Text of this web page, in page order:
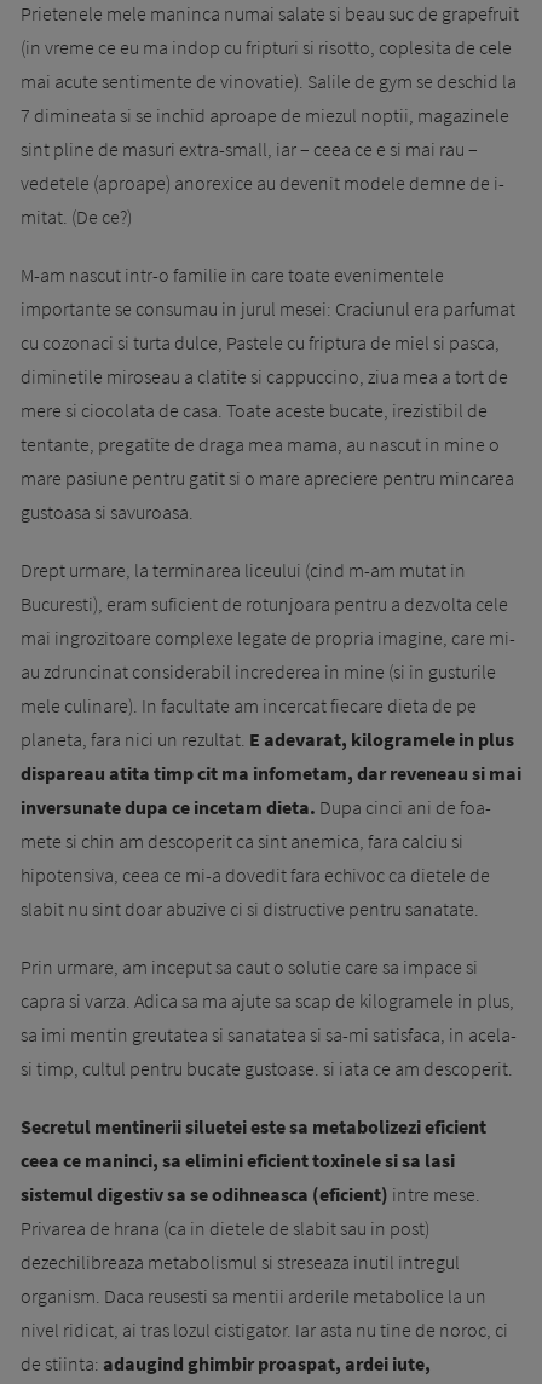
Prietenele mele maninca nu­mai salate si beau suc de grapefruit
(in vreme ce eu ma indop cu fripturi si risotto, coplesita de ce­le
mai acute sentimente de vinovatie). Salile de gym se deschid la
7 dimineata si se inchid aproape de mie­zul noptii, magazinele
sint pline de masuri ext­ra-small, iar – ceea ce e si mai rau –
vedetele (a­proa­pe) anorexice au devenit modele demne de i­
mitat. (De ce?)
M-am nascut intr-o familie in care toate evenimentele
importante se consumau in jurul mesei: Craciunul era parfumat
cu cozonaci si turta dul­ce, Pas­tele cu friptura de miel si pasca,
diminetile mi­­roseau a clatite si cappuccino, ziua mea a tort de
me­re si ciocolata de casa. Toate aceste bu­cate, ire­zistibil de
tentante, pregatite de draga mea ma­ma, au nascut in mine o
mare pasiune pentru gatit si o mare apreciere pentru mincarea
gus­toasa si savuroasa.
Drept urmare, la termi­narea liceului (cind m-am mutat in
Bucuresti), eram suficient de rotunjoara pentru a dezvolta ce­le
mai ingrozitoare complexe legate de propria imagine, care mi-
au zdruncinat considera­bil increderea in mine (si in gusturile
mele cu­linare). In facultate am incercat fiecare dieta de pe
planeta, fara nici un rezultat. E adevarat, ki­logramele in plus
dispareau atita timp cit ma infometam, dar reveneau si mai
inversunate dupa ce incetam dieta. Dupa cinci ani de foa­
mete si chin am descoperit ca sint anemica, fara calciu si
hipotensiva, ceea ce mi-a dovedit fara e­chivoc ca dietele de
slabit nu sint doar abu­zi­ve ci si distructive pentru sa­natate.
Prin urmare, am inceput sa caut o solutie care sa im­pace si
capra si varza. Adica sa ma ajute sa scap de kilogramele in plus,
sa imi mentin greu­ta­tea si sanatatea si sa-mi satisfaca, in ace­la­
si timp, cultul pentru bucate gustoase. si iata ce am des­coperit.
Secretul mentinerii siluetei este sa metabolizezi eficient
ceea ce maninci, sa elimini eficient toxinele si sa lasi
sistemul digestiv sa se odihneasca (eficient) intre mese.
Privarea de hrana (ca in dietele de slabit sau in post)
dezechilibreaza metabolismul si streseaza inutil intregul
organism. Daca reusesti sa mentii arderile metabolice la un
nivel ridicat, ai tras lozul cistigator. Iar asta nu tine de noroc, ci
de stiinta: adaugind ghimbir proaspat, ardei iute,